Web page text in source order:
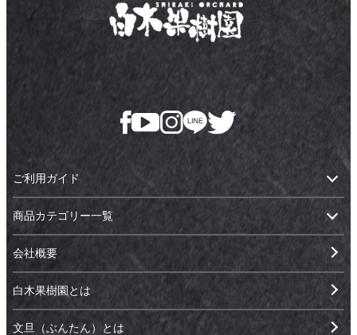
ご利用ガイド
商品カテゴリー一覧
会社概要
白木果樹園とは
文旦（ぶんたん）とは